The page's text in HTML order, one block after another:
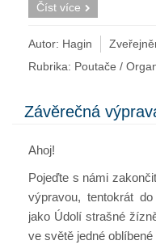
Číst více
Autor: Hagin
Rubrika: Poutače /
Závěrečná
Ahoj!
Pojeďte s námi
výpravou, tentokrát
jako Údolí strašné
ve světě jedné